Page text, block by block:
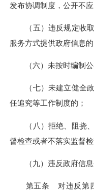
发布协调制度，公开不
（五）违反规定收取
服务方式提供政府信息的
（六）未按时编制公
（七）未建立健全政
任追究等工作制度的；
（八）拒绝、阻挠、
督检查或者不落实监督
（九）违反政府信息
第五条 对违反第四